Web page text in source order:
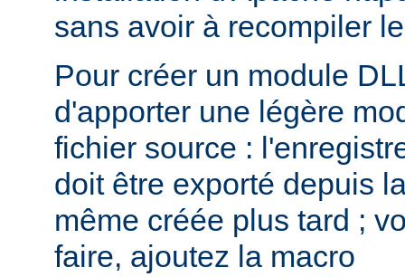
sans avoir à recompiler
Pour créer un module
d'apporter une légère
fichier source :
doit être exporté depuis
même créée plus tard ;
faire, ajoutez la macro